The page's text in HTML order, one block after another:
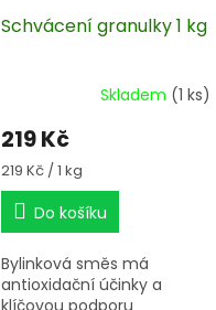
Schvácení granulky 1 kg
Skladem (1 ks)
219 Kč
Měrná
cena:
219 Kč / 1 kg
Do košíku
Bylinková směs má
antioxidační účinky a
klíčovou podporu